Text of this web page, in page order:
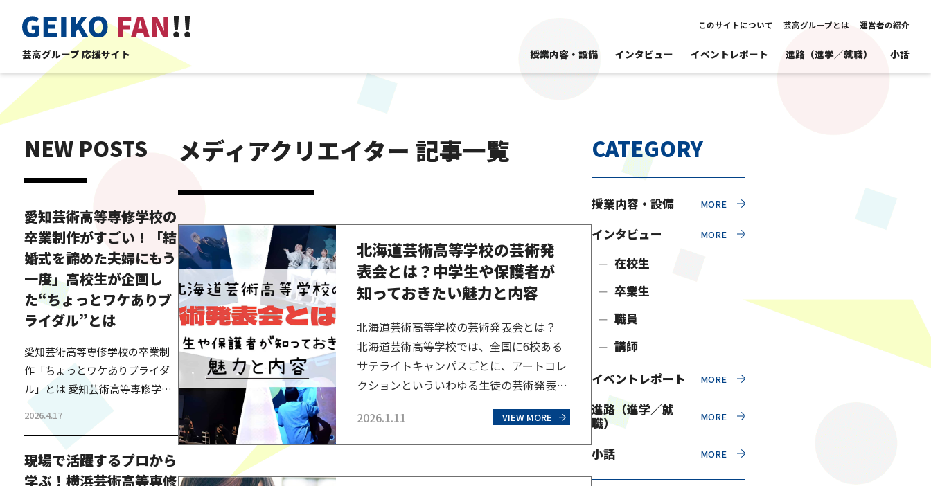
芸高グループ 応援サイト 授業内容・設備 インタビュー イベントレポート 進路（進学／就職） 小話
このサイトについて 芸高グループとは 運営者の紹介
メディアクリエイター 記事一覧
北海道芸術高等学校の芸術発
表会とは？中学生や保護者が
知っておきたい魅力と内容
北海道芸術高等学校の芸術発表会とは？
北海道芸術高等学校では、全国に6校ある
サテライトキャンパスごとに、アートコレ
クションといういわゆる生徒の芸術発表会
から受験を考えている方・生徒の母校の先
生など、幅広い年代の方々が生徒の様子を
校の中でも人気のイベントです。北海道芸
2026.1.11 VIEW MORE
CATEGORY
授業内容・設備
インタビュー
在校生
卒業生
職員
講師
イベントレポート
進路（進学／就
職）
小話
NEW POSTS
愛知芸術高等専修学校の
卒業制作がすごい！「結
婚式を諦めた夫婦にもう
一度」高校生が企画し
た“ちょっとワケありブ
ライダル”とは
愛知芸術高等専修学校の卒業制
作「ちょっとワケありブライダ
ル」とは 愛知芸術高等専修学校
は、事情があって結婚式を挙げ
られなかった夫婦に向けて、高
2026.4.17
現場で活躍するプロから
学ぶ！横浜芸術高等専修